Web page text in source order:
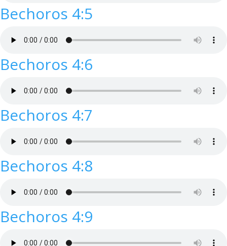
Bechoros 4:5
Bechoros 4:6
Bechoros 4:7
Bechoros 4:8
Bechoros 4:9